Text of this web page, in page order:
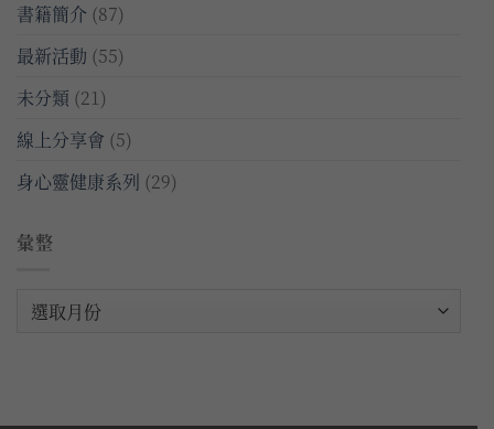
書籍簡介 (87)
最新活動 (55)
未分類 (21)
線上分享會 (5)
身心靈健康系列 (29)
彙整